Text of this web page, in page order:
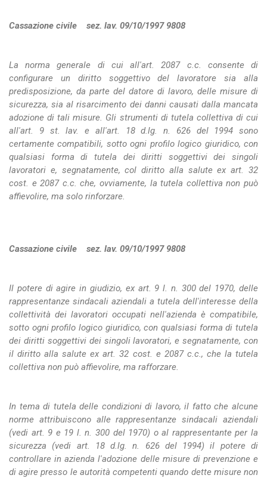
Cassazione civile sez. lav. 09/10/1997 9808
La norma generale di cui all'art. 2087 c.c. consente di
configurare un diritto soggettivo del lavoratore sia alla
predisposizione, da parte del datore di lavoro, delle misure di
sicurezza, sia al risarcimento dei danni causati dalla mancata
adozione di tali misure. Gli strumenti di tutela collettiva di cui
all'art. 9 st. lav. e all'art. 18 d.lg. n. 626 del 1994 sono
certamente compatibili, sotto ogni profilo logico giuridico, con
qualsiasi forma di tutela dei diritti soggettivi dei singoli
lavoratori e, segnatamente, col diritto alla salute ex art. 32
cost. e 2087 c.c. che, ovviamente, la tutela collettiva non può
affievolire, ma solo rinforzare.
Cassazione civile sez. lav. 09/10/1997 9808
Il potere di agire in giudizio, ex art. 9 l. n. 300 del 1970, delle
rappresentanze sindacali aziendali a tutela dell'interesse della
collettività dei lavoratori occupati nell'azienda è compatibile,
sotto ogni profilo logico giuridico, con qualsiasi forma di tutela
dei diritti soggettivi dei singoli lavoratori, e segnatamente, con
il diritto alla salute ex art. 32 cost. e 2087 c.c., che la tutela
collettiva non può affievolire, ma rafforzare.
In tema di tutela delle condizioni di lavoro, il fatto che alcune
norme attribuiscono alle rappresentanze sindacali aziendali
(vedi art. 9 e 19 l. n. 300 del 1970) o al rappresentante per la
sicurezza (vedi art. 18 d.lg. n. 626 del 1994) il potere di
controllare in azienda l'adozione delle misure di prevenzione e
di agire presso le autorità competenti quando dette misure non